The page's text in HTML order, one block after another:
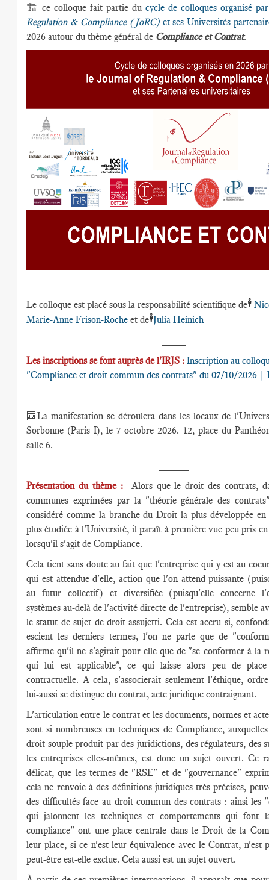
🏗️ ce colloque fait partie du cycle de colloques organisé
Regulation & Compliance (JoRC) et ses Universités
2026 autour du thème général de Compliance et Contrat.
Le colloque est placé sous la responsabilité scientifique de🕴️
Marie-Anne Frison-Roche et de🕴️Julia Heinich
Les inscriptions se font auprès de l'IRJS : Inscription au
"Compliance et droit commun des contrats" du 07/10/2026 |
🧮La manifestation se déroulera dans les locaux de
Sorbonne (Paris I), le 7 octobre 2026. 12, place du
salle 6.
Présentation du thème :
Alors que le droit des contrats,
communes exprimées par la "théorie générale des
considéré comme la branche du Droit la plus développée
plus étudiée à l'Université, il paraît à première vue peu pris
lorsqu'il s'agit de Compliance.
Cela tient sans doute au fait que l'entreprise qui y est au
qui est attendue d'elle, action que l'on attend puissante
au futur collectif) et diversifiée (puisqu'elle concerne
systèmes au-delà de l'activité directe de l'entreprise), semble
le statut de sujet de droit assujetti. Cela est accru si,
escient les derniers termes, l'on ne parle que de
affirme qu'il ne s'agirait pour elle que de "se conformer à la
qui lui est applicable", ce qui laisse alors peu de
contractuelle. A cela, s'associerait seulement l'éthique,
lui-aussi se distingue du contrat, acte juridique contraignant.
L'articulation entre le contrat et les documents, normes et
sont si nombreuses en techniques de Compliance,
droit souple produit par des juridictions, des régulateurs, des
les entreprises elles-mêmes, est donc un sujet ouvert. Ce
délicat, que les termes de "RSE" et de "gouvernance"
cela ne renvoie à des définitions juridiques très précises,
des difficultés face au droit commun des contrats : ainsi les
qui jalonnent les techniques et comportements qui font
compliance" ont une place centrale dans le Droit de la
leur place, si ce n'est leur équivalence avec le Contrat, n'est
peut-être est-elle exclue. Cela aussi est un sujet ouvert.